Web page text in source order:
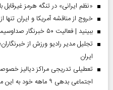
«نظم ایرانی» در تنگه هرمز
خروج از مناقشه آمریکا و ایران
ببینید | فعالیت ۵۰ خبرنگار صداوسیما به صورت خوداتکا در ایام جنگ
تجلیل مدیر رادیو ورزش از
ایران
تعطیلی تدریجی مراکز دیالیز
اجتماعی بدهی ۹ ماهه خود به این مراکز را پرداخت کند